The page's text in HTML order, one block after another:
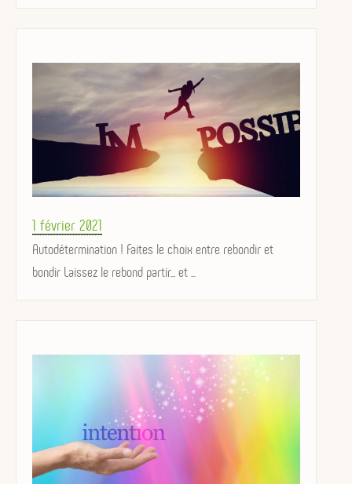
Posted
on
1 février 2021
Autodétermination ! Faites le choix entre rebondir et
bondir Laissez le rebond partir... et ...